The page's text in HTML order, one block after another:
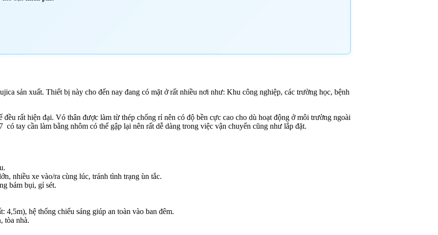
sản xuất. Thiết bị này cho đến nay đang có mặt ở rất nhiều nơi như: Khu công nghiệp, các trường học, bệnh
rất hiện đại. Vỏ thân được làm từ thép chống rỉ nên có độ bền cực cao cho dù hoạt động ở môi trường ngoài
tay cần làm bằng nhôm có thể gập lại nên rất dễ dàng trong việc vận chuyển cũng như lắp đặt.
nhiều xe vào/ra cùng lúc, tránh tình trạng ùn tắc.
bám bụi, gỉ sét.
hệ thống chiếu sáng giúp an toàn vào ban đêm.
tòa nhà.